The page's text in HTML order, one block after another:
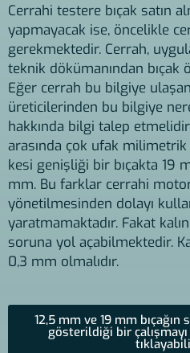
Cerrahi testere bıçak satın
yapmayacak ise, öncelikle
gerekmektedir. Cerrah,
teknik dökümanından
Eğer cerrah bu bilgiye
üreticilerinden bu bilgiye
hakkında bilgi talep
arasında çok ufak
kesi genişliği bir bıçakta 19
mm. Bu farklar cerrahi
yönetilmesinden dolayı
yaratmamaktadır. Fakat
soruna yol açabilmektedir.
0,3 mm olmalıdır.
12,5 mm ve 19 mm bıçağın
gösterildiği bir